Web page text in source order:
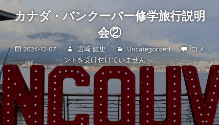
ッ
プ
式
ペ
ジ
で
す。
カナダ・バンクーバー修学旅行説明
会②
2024-12-07 宮﨑 健史 Uncategorized
カ
ナ
ダ・
バ
ン
ク
ー
バ
コメ
ントを受け付けていません